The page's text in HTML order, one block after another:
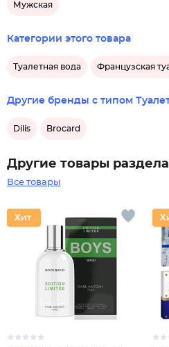
Мужская
Категории этого товара
Туалетная вода Французская
Другие бренды с типом
Dilis Brocard
Другие товары раздела
Все товары